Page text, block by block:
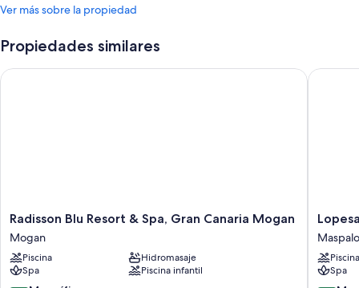
Ver más sobre la propiedad
Propiedades similares
Radisson
Blu
Resort
&
Spa,
Radisson Blu Resort & Spa, Gran Canaria Mogan
Mogan
Piscina
Hidromasaje
Spa
Piscina infantil
Radisson Blu Resort & Spa, Gran Canaria Mogan
Lopesan
Costa
Resort
&
Piscina
Spa